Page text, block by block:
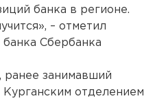
банка в регионе.
– отметил
Сбербанка
ранее занимавший
отделением